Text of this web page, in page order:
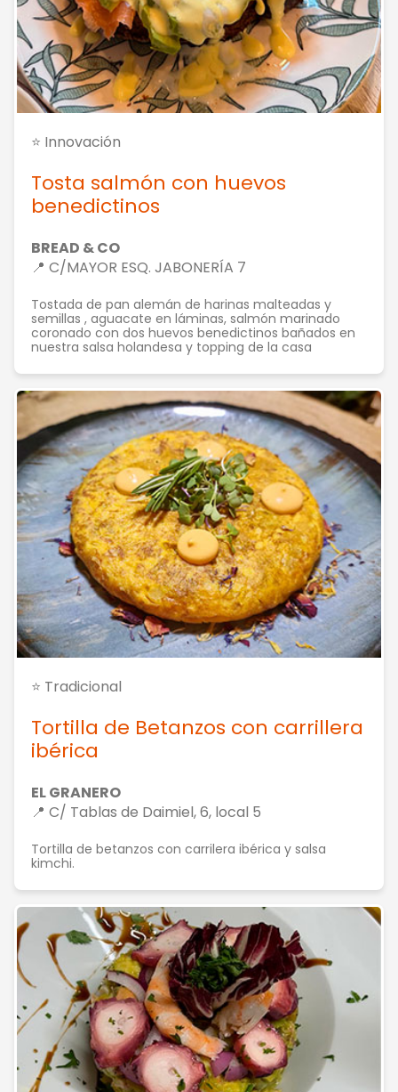
⭐ Innovación
Tosta salmón con huevos
benedictinos
BREAD & CO
📍 C/MAYOR ESQ. JABONERÍA 7
Tostada de pan alemán de harinas malteadas y
semillas , aguacate en láminas, salmón marinado
coronado con dos huevos benedictinos bañados en
nuestra salsa holandesa y topping de la casa
⭐ Tradicional
Tortilla de Betanzos con carrillera
ibérica
EL GRANERO
📍 C/ Tablas de Daimiel, 6, local 5
Tortilla de betanzos con carrilera ibérica y salsa
kimchi.